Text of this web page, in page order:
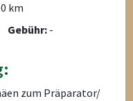
km
Gebühr: -
zum Präparator/